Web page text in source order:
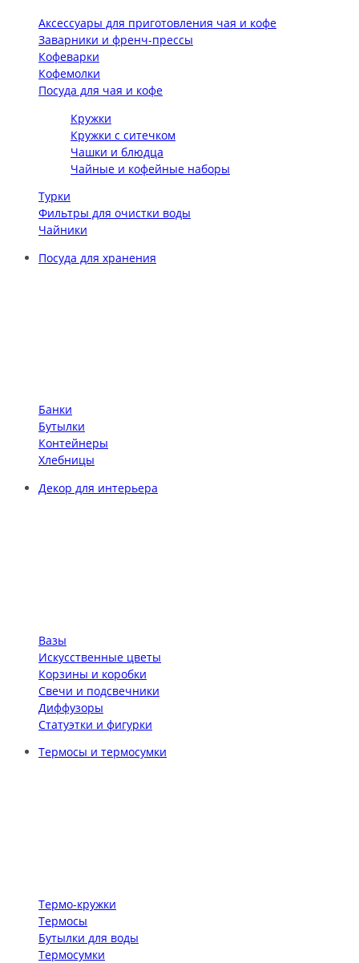
Аксессуары для приготовления чая и кофе
Заварники и френч-прессы
Кофеварки
Кофемолки
Посуда для чая и кофе
Кружки
Кружки с ситечком
Чашки и блюдца
Чайные и кофейные наборы
Турки
Фильтры для очистки воды
Чайники
Посуда для хранения
Банки
Бутылки
Контейнеры
Хлебницы
Декор для интерьера
Вазы
Искусственные цветы
Корзины и коробки
Свечи и подсвечники
Диффузоры
Статуэтки и фигурки
Термосы и термосумки
Термо-кружки
Термосы
Бутылки для воды
Термосумки